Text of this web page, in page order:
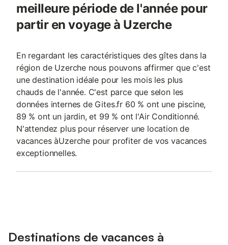
meilleure période de l'année pour
partir en voyage à Uzerche
En regardant les caractéristiques des gîtes dans la
région de Uzerche nous pouvons affirmer que c'est
une destination idéale pour les mois les plus
chauds de l'année. C'est parce que selon les
données internes de Gites.fr 60 % ont une piscine,
89 % ont un jardin, et 99 % ont l'Air Conditionné.
N'attendez plus pour réserver une location de
vacances àUzerche pour profiter de vos vacances
exceptionnelles.
Destinations de vacances à